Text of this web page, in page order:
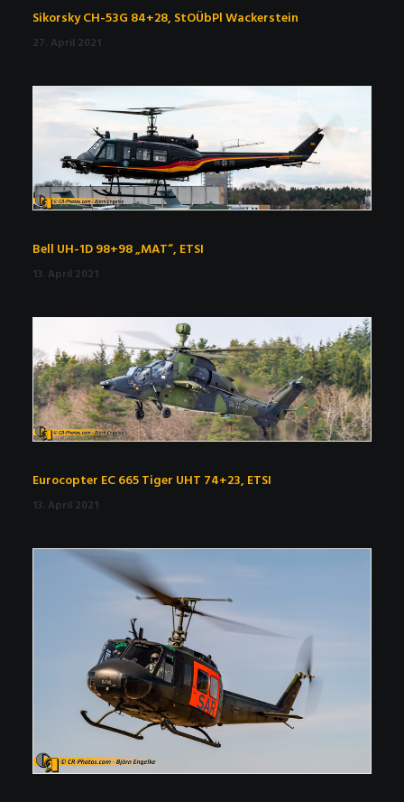
Sikorsky CH-53G 84+28, StOÜbPl Wackerstein
27. April 2021
Bell UH-1D 98+98 „MAT“, ETSI
13. April 2021
Eurocopter EC 665 Tiger UHT 74+23, ETSI
13. April 2021